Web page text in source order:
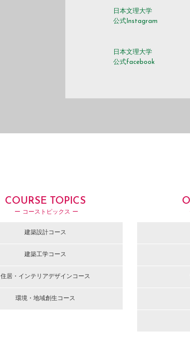
日本文理大学
公式Instagram
日本文理大学
公式facebook
COURSE TOPICS
ー コーストピックス ー
建築設計コース
建築工学コース
住居・インテリアデザインコース
環境・地域創生コース